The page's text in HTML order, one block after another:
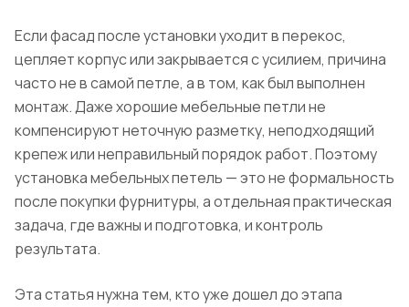
Если фасад после установки уходит в перекос,
цепляет корпус или закрывается с усилием, причина
часто не в самой петле, а в том, как был выполнен
монтаж. Даже хорошие мебельные петли не
компенсируют неточную разметку, неподходящий
крепеж или неправильный порядок работ. Поэтому
установка мебельных петель — это не формальность
после покупки фурнитуры, а отдельная практическая
задача, где важны и подготовка, и контроль
результата.
Эта статья нужна тем, кто уже дошел до этапа